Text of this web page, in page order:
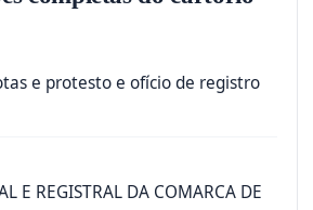
e protesto e ofício de registro
E REGISTRAL DA COMARCA DE